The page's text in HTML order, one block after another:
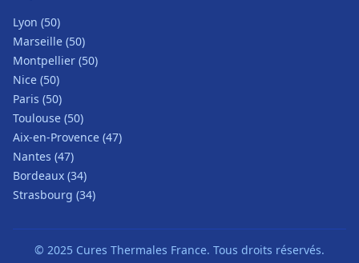
Lyon (50)
Marseille (50)
Montpellier (50)
Nice (50)
Paris (50)
Toulouse (50)
Aix-en-Provence (47)
Nantes (47)
Bordeaux (34)
Strasbourg (34)
© 2025 Cures Thermales France. Tous droits réservés.